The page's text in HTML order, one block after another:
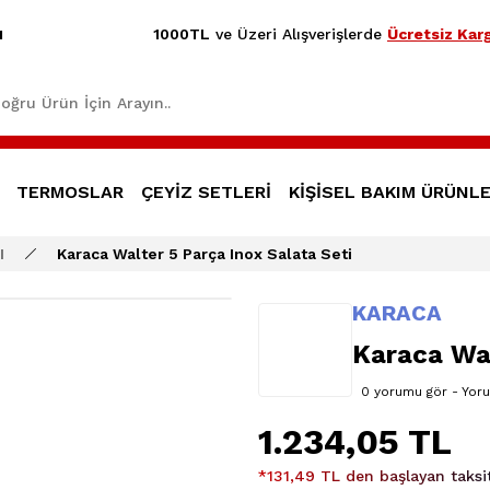
1000TL ve Üzeri Alışverişlerde Ücretsiz
TERMOSLAR ÇEYİZ SETLERİ KİŞİSEL BAKIM
Karaca Walter 5 Parça Inox Salata Seti
KARACA
Karaca
0 yorumu gör -
1.234,05 TL
*131,49 TL den başlayan